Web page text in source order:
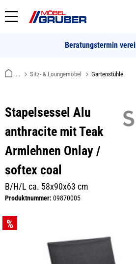
springen
Beratungstermin
... Sitz- & Loungemöbel Gartenstühle
Stapelsessel Alu
anthracite mit Teak
Armlehnen Onlay /
softex coal
B/H/L ca. 58x90x63 cm
Produktnummer: 09870005
Bildergalerie überspringen